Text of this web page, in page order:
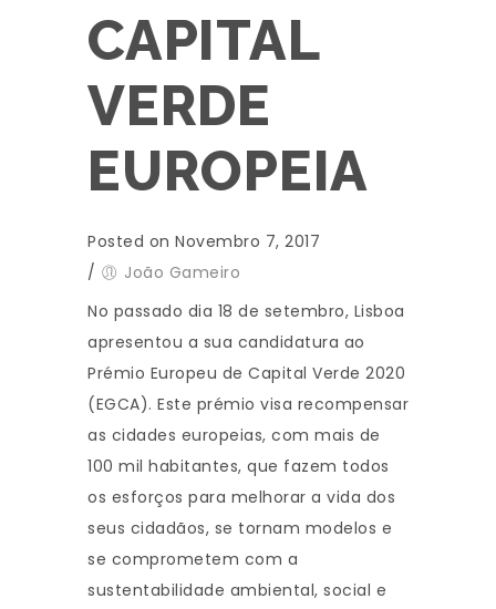
CAPITAL
VERDE
EUROPEIA
Posted on Novembro 7, 2017
/
João Gameiro
No passado dia 18 de setembro, Lisboa
apresentou a sua candidatura ao
Prémio Europeu de Capital Verde 2020
(EGCA). Este prémio visa recompensar
as cidades europeias, com mais de
100 mil habitantes, que fazem todos
os esforços para melhorar a vida dos
seus cidadãos, se tornam modelos e
se comprometem com a
sustentabilidade ambiental, social e